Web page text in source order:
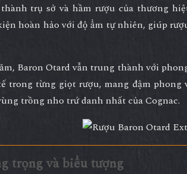
trụ sở và hầm rượu của thương
hoàn hảo với độ ẩm tự nhiên, giúp
Baron Otard vẫn trung thành với
trong từng giọt rượu, mang đậm phong
trồng nho trứ danh nhất của Cognac.
trọng và biểu tượng